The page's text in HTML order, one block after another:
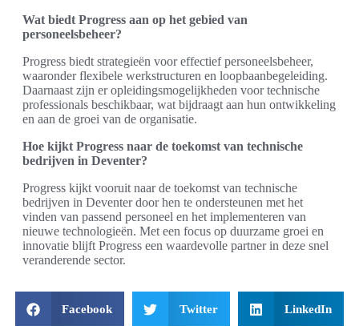
Wat biedt Progress aan op het gebied van
personeelsbeheer?
Progress biedt strategieën voor effectief personeelsbeheer,
waaronder flexibele werkstructuren en loopbaanbegeleiding.
Daarnaast zijn er opleidingsmogelijkheden voor technische
professionals beschikbaar, wat bijdraagt aan hun ontwikkeling
en aan de groei van de organisatie.
Hoe kijkt Progress naar de toekomst van technische
bedrijven in Deventer?
Progress kijkt vooruit naar de toekomst van technische
bedrijven in Deventer door hen te ondersteunen met het
vinden van passend personeel en het implementeren van
nieuwe technologieën. Met een focus op duurzame groei en
innovatie blijft Progress een waardevolle partner in deze snel
veranderende sector.
Facebook Twitter LinkedIn